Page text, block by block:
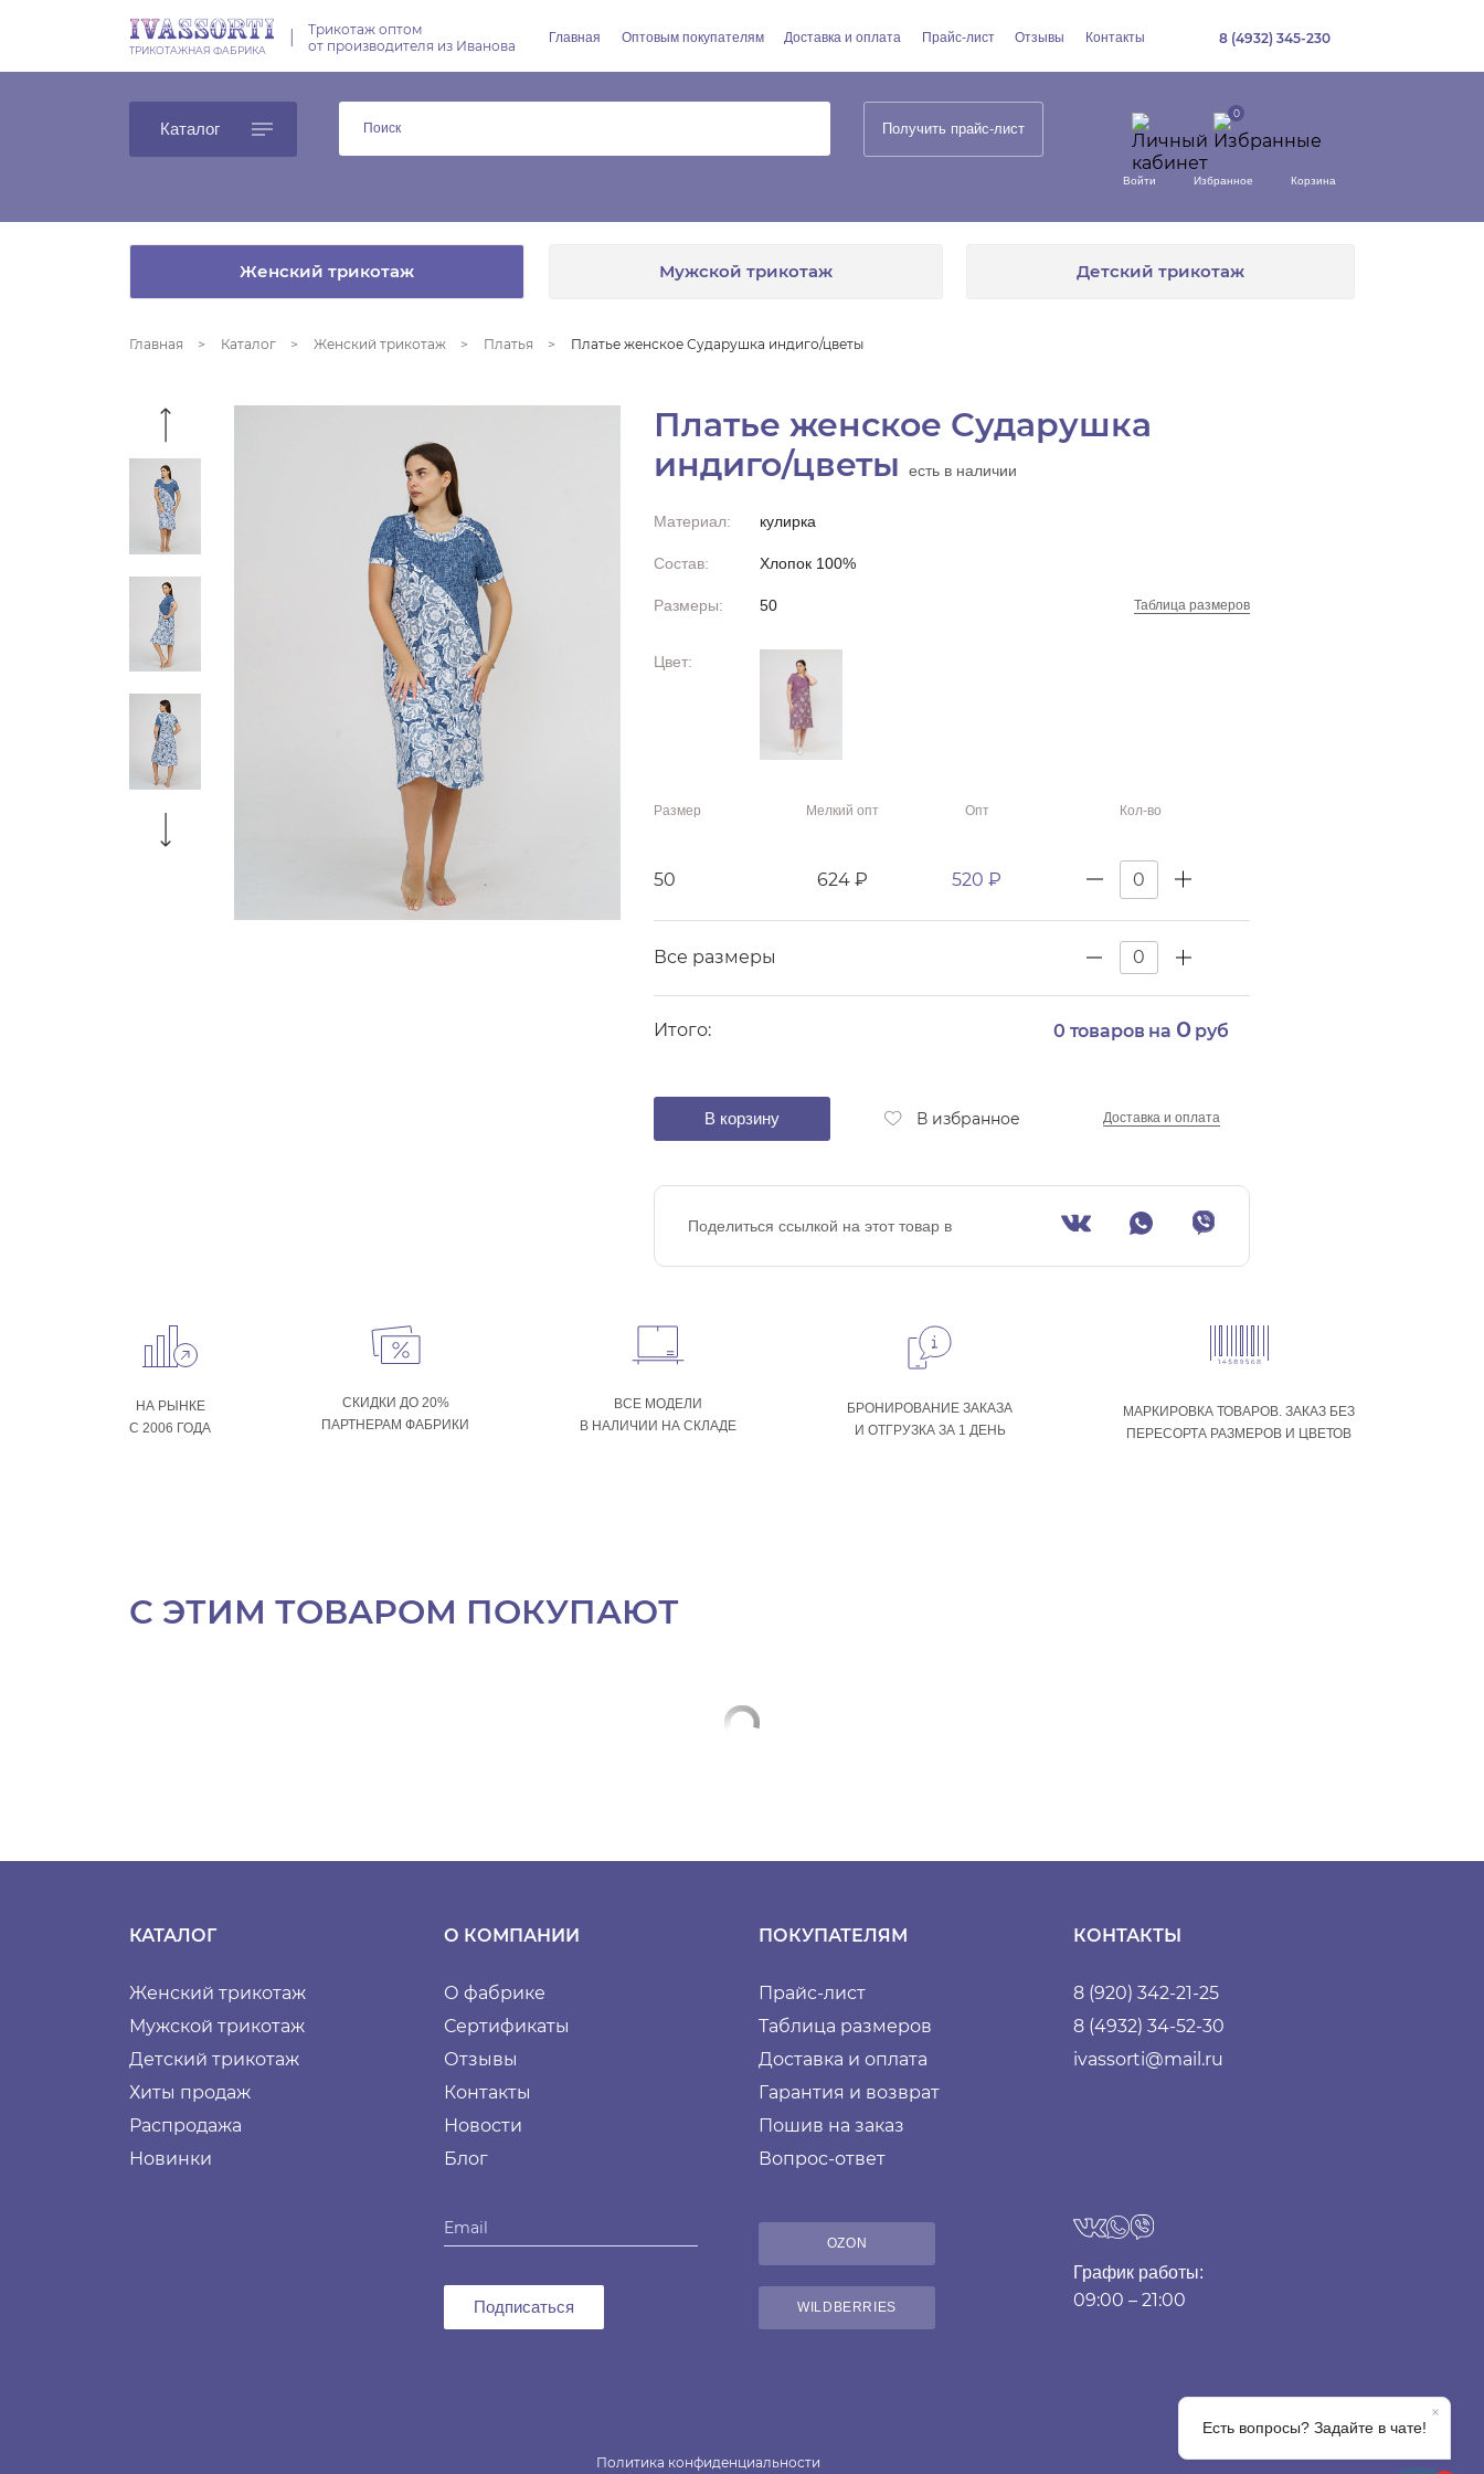
ТРИКОТАЖНАЯ ФАБРИКА
Трикотаж оптом
от производителя из Иванова
Главная Оптовым покупателям Доставка и оплата Прайс-лист Отзывы Контакты 8 (4932) 345-230
Каталог Получить прайс-лист
Войти Избранное Корзина
Женский трикотаж Мужской трикотаж Детский трикотаж
Главная Каталог Женский трикотаж Платья Платье женское Сударушка индиго/цветы
Платье женское Сударушка
индиго/цветы
есть в наличии
Материал: кулирка
Состав: Хлопок 100%
Размеры: 50 Таблица размеров
Цвет:
Размер Мелкий опт Опт Кол-во
50 624 ₽ 520 ₽
Все размеры
Итого: 0 товаров на 0руб
В корзину В избранное Доставка и оплата
Поделиться ссылкой на этот товар в
НА РЫНКЕ
С 2006 ГОДА
СКИДКИ ДО 20%
ПАРТНЕРАМ ФАБРИКИ
ВСЕ МОДЕЛИ
В НАЛИЧИИ НА СКЛАДЕ
БРОНИРОВАНИЕ ЗАКАЗА
И ОТГРУЗКА ЗА 1 ДЕНЬ
МАРКИРОВКА ТОВАРОВ. ЗАКАЗ БЕЗ
ПЕРЕСОРТА РАЗМЕРОВ И ЦВЕТОВ
С ЭТИМ ТОВАРОМ ПОКУПАЮТ
КАТАЛОГ
Женский трикотаж
Мужской трикотаж
Детский трикотаж
Хиты продаж
Распродажа
Новинки
О КОМПАНИИ
О фабрике
Сертификаты
Отзывы
Контакты
Новости
Блог
Подписаться
ПОКУПАТЕЛЯМ
Прайс-лист
Таблица размеров
Доставка и оплата
Гарантия и возврат
Пошив на заказ
Вопрос-ответ
OZON
WILDBERRIES
КОНТАКТЫ
8 (920) 342-21-25
8 (4932) 34-52-30
ivassorti@mail.ru
График работы:
09:00 – 21:00
Политика конфиденциальности